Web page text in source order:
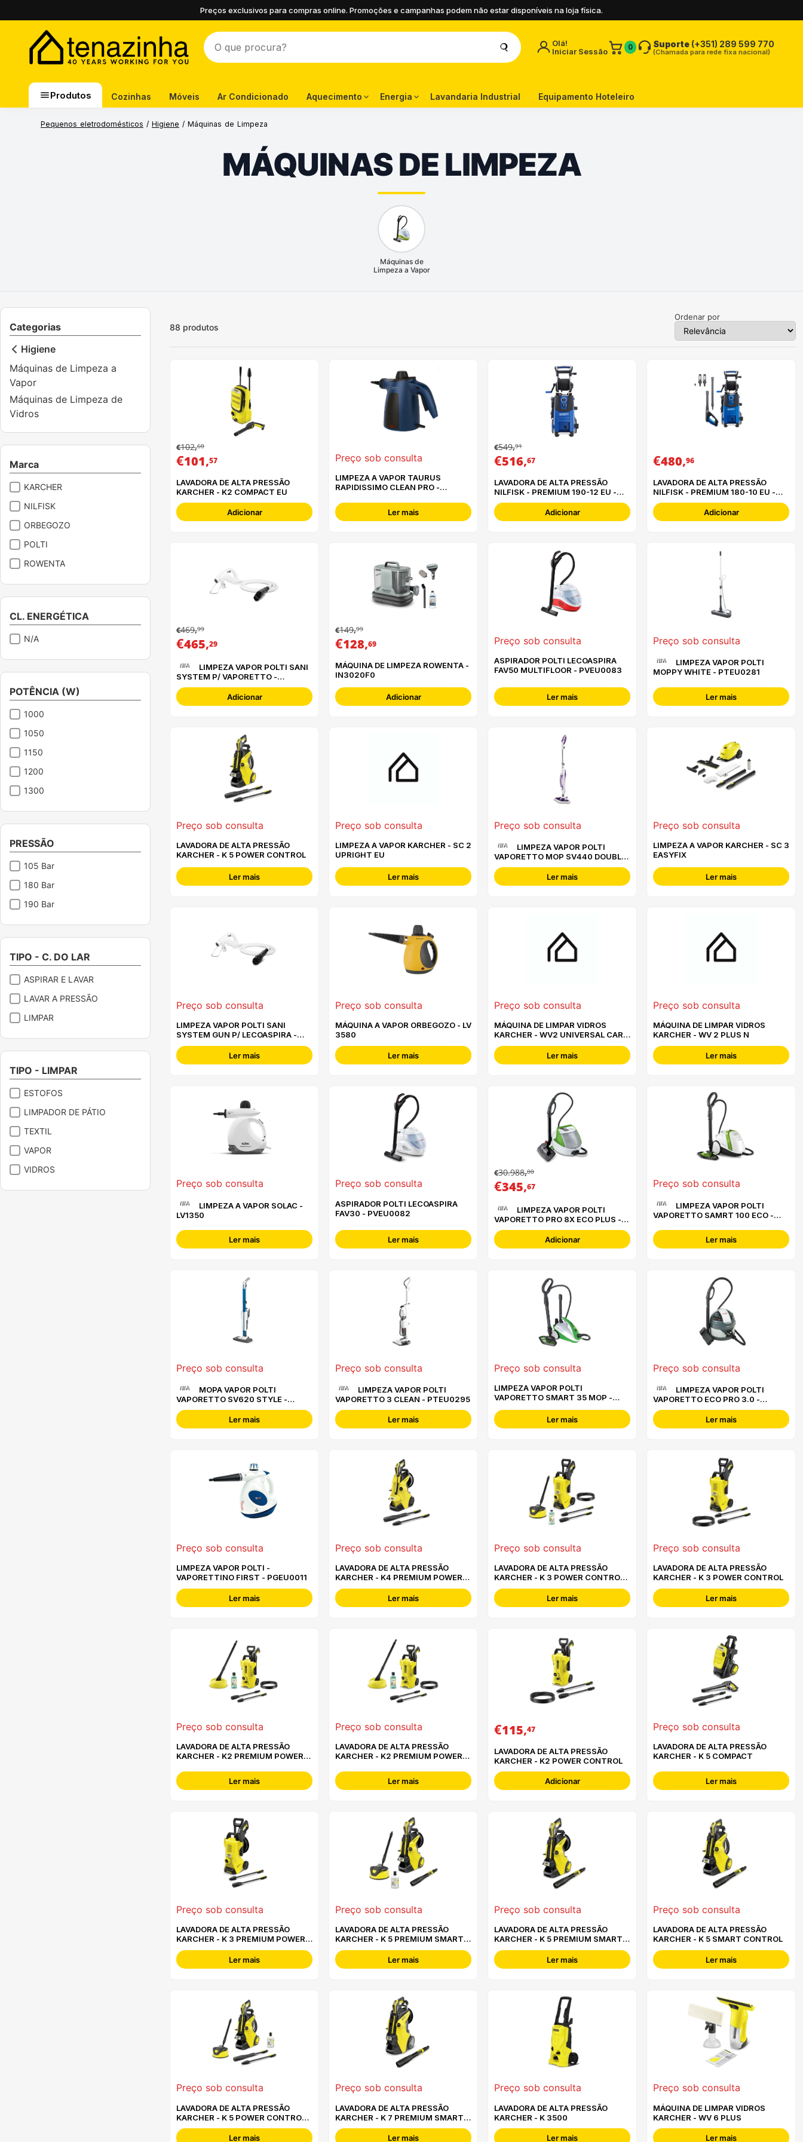
Preços exclusivos para compras online. Promoções e campanhas podem não estar disponíveis na loja física.
Olá!
Iniciar Sessão
0 Suporte (+351) 289 599 770
(Chamada para rede fixa nacional)
Produtos Cozinhas Móveis Ar Condicionado Aquecimento Energia Lavandaria Industrial Equipamento Hoteleiro
Pequenos eletrodomésticos / Higiene / Máquinas de Limpeza
MÁQUINAS DE LIMPEZA
Máquinas de
Limpeza a Vapor
Categorias
Higiene
Máquinas de Limpeza a
Vapor
Máquinas de Limpeza de
Vidros
Marca
KARCHER
NILFISK
ORBEGOZO
POLTI
ROWENTA
SOLAC
CL. ENERGÉTICA
N/A
POTÊNCIA (W)
1000
1050
1150
1200
1300
1400
160
1600
180
1800
1900
2100
2200
2250
2300
2450
3000
400
750
PRESSÃO
105 Bar
180 Bar
190 Bar
TIPO - C. DO LAR
ASPIRAR E LAVAR
LAVAR A PRESSÃO
LIMPAR
TIPO - LIMPAR
ESTOFOS
LIMPADOR DE PÁTIO
TEXTIL
VAPOR
VIDROS
88 produtos
Ordenar por
€102,60
€101,57
LAVADORA DE ALTA PRESSÃO
KARCHER - K2 COMPACT EU
Adicionar
Preço sob consulta
LIMPEZA A VAPOR TAURUS
RAPIDISSIMO CLEAN PRO -
Ler mais
€549,91
€516,67
LAVADORA DE ALTA PRESSÃO
NILFISK - PREMIUM 190-12 EU -
128471153
Adicionar
€480,96
LAVADORA DE ALTA PRESSÃO
NILFISK - PREMIUM 180-10 EU -
128471147
Adicionar
€469,99
€465,29
N/A
SYSTEM P/ VAPORETTO -
PAEU0367
Adicionar
€149,99
€128,69
MÁQUINA DE LIMPEZA ROWENTA -
IN3020F0
Adicionar
Preço sob consulta
ASPIRADOR POLTI LECOASPIRA
FAV50 MULTIFLOOR - PVEU0083
Ler mais
Preço sob consulta
N/A
MOPPY WHITE - PTEU0281
Ler mais
Preço sob consulta
LAVADORA DE ALTA PRESSÃO
KARCHER - K 5 POWER CONTROL
Ler mais
Preço sob consulta
LIMPEZA A VAPOR KARCHER - SC 2
UPRIGHT EU
Ler mais
Preço sob consulta
N/A
VAPORETTO MOP SV440 DOUBLE
- PTEU0274
Ler mais
Preço sob consulta
LIMPEZA A VAPOR KARCHER - SC 3
EASYFIX
Ler mais
Preço sob consulta
LIMPEZA VAPOR POLTI SANI
SYSTEM GUN P/ LECOASPIRA -
PAEU0368
Ler mais
Preço sob consulta
MÁQUINA A VAPOR ORBEGOZO - LV
3580
Ler mais
Preço sob consulta
MÁQUINA DE LIMPAR VIDROS
KARCHER - WV2 UNIVERSAL CARE
EU
Ler mais
Preço sob consulta
MÁQUINA DE LIMPAR VIDROS
KARCHER - WV 2 PLUS N
Ler mais
Preço sob consulta
N/A
LV1350
Ler mais
Preço sob consulta
ASPIRADOR POLTI LECOASPIRA
FAV30 - PVEU0082
Ler mais
€30.988,00
€345,67
N/A
VAPORETTO PRO 8X ECO PLUS -
PTEU0318
Adicionar
Preço sob consulta
N/A
VAPORETTO SAMRT 100 ECO -
Ler mais
Preço sob consulta
N/A
VAPORETTO SV620 STYLE -
PTEU0305
Ler mais
Preço sob consulta
N/A
VAPORETTO 3 CLEAN - PTEU0295
Ler mais
Preço sob consulta
LIMPEZA VAPOR POLTI
VAPORETTO SMART 35 MOP -
Ler mais
Preço sob consulta
N/A
VAPORETTO ECO PRO 3.0 -
PTEU0260
Ler mais
Preço sob consulta
LIMPEZA VAPOR POLTI -
VAPORETTINO FIRST - PGEU0011
Ler mais
Preço sob consulta
LAVADORA DE ALTA PRESSÃO
KARCHER - K4 PREMIUM POWER
CONTROL FLEX
Ler mais
Preço sob consulta
LAVADORA DE ALTA PRESSÃO
KARCHER - K 3 POWER CONTROL
HOME
Ler mais
Preço sob consulta
LAVADORA DE ALTA PRESSÃO
KARCHER - K 3 POWER CONTROL
Ler mais
Preço sob consulta
LAVADORA DE ALTA PRESSÃO
KARCHER - K2 PREMIUM POWER
Ler mais
Preço sob consulta
LAVADORA DE ALTA PRESSÃO
KARCHER - K2 PREMIUM POWER
Ler mais
€115,47
LAVADORA DE ALTA PRESSÃO
KARCHER - K2 POWER CONTROL
Adicionar
Preço sob consulta
LAVADORA DE ALTA PRESSÃO
KARCHER - K 5 COMPACT
Ler mais
Preço sob consulta
LAVADORA DE ALTA PRESSÃO
KARCHER - K 3 PREMIUM POWER
CONTROL
Ler mais
Preço sob consulta
LAVADORA DE ALTA PRESSÃO
KARCHER - K 5 PREMIUM SMART
CONTROL HOME
Ler mais
Preço sob consulta
LAVADORA DE ALTA PRESSÃO
KARCHER - K 5 PREMIUM SMART
CONTROL
Ler mais
Preço sob consulta
LAVADORA DE ALTA PRESSÃO
KARCHER - K 5 SMART CONTROL
Ler mais
Preço sob consulta
LAVADORA DE ALTA PRESSÃO
KARCHER - K 5 POWER CONTROL
HOME
Ler mais
Preço sob consulta
LAVADORA DE ALTA PRESSÃO
KARCHER - K 7 PREMIUM SMART
CONTROL
Ler mais
Preço sob consulta
LAVADORA DE ALTA PRESSÃO
KARCHER - K 3500
Ler mais
Preço sob consulta
MÁQUINA DE LIMPAR VIDROS
KARCHER - WV 6 PLUS
Ler mais